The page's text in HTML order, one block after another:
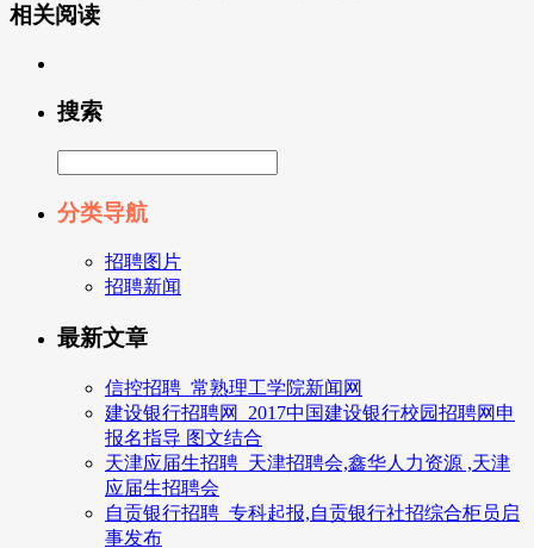
相关阅读
搜索
分类导航
招聘图片
招聘新闻
最新文章
信控招聘_常熟理工学院新闻网
建设银行招聘网_2017中国建设银行校园招聘网申
报名指导 图文结合
天津应届生招聘_天津招聘会,鑫华人力资源 ,天津
应届生招聘会
自贡银行招聘_专科起报,自贡银行社招综合柜员启
事发布